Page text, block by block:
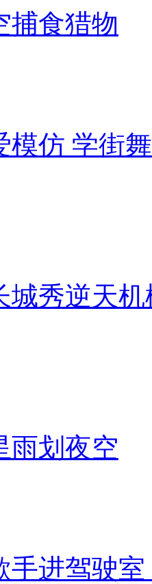
捕食猎物
模仿 学街
城秀逆天机
雨划夜空
手进驾驶